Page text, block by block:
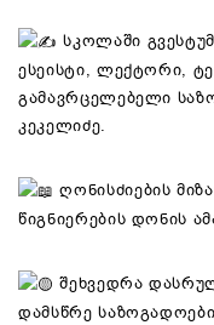
სკოლაში
ესეისტი, ლექტორი,
გამავრცელებელი
კეკელიძე.
ღონისძიების
წიგნიერების დონის
შეხვედრა
დამსწრე